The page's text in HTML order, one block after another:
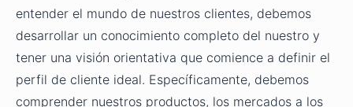
entender el mundo de nuestros clientes, debemos
desarrollar un conocimiento completo del nuestro y
tener una visión orientativa que comience a definir el
perfil de cliente ideal. Específicamente, debemos
comprender nuestros productos, los mercados a los